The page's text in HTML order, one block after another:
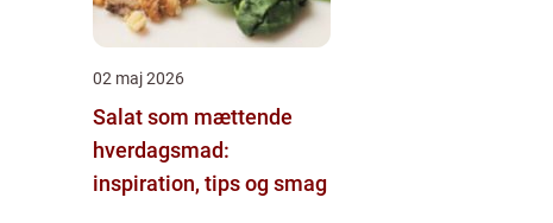
02 maj 2026
Salat som mættende
hverdagsmad:
inspiration, tips og smag